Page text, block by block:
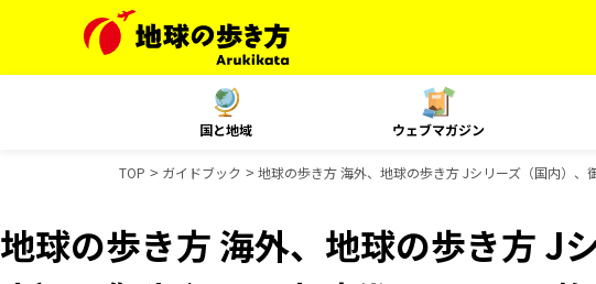
国と地域 ウェブマガジン
TOP ガイドブック 地球の歩き方 海外、地球の歩き方 Jシリーズ（国内）
地球の歩き方 海外、地球の歩き方 J